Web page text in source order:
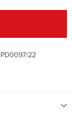
PD0097/22